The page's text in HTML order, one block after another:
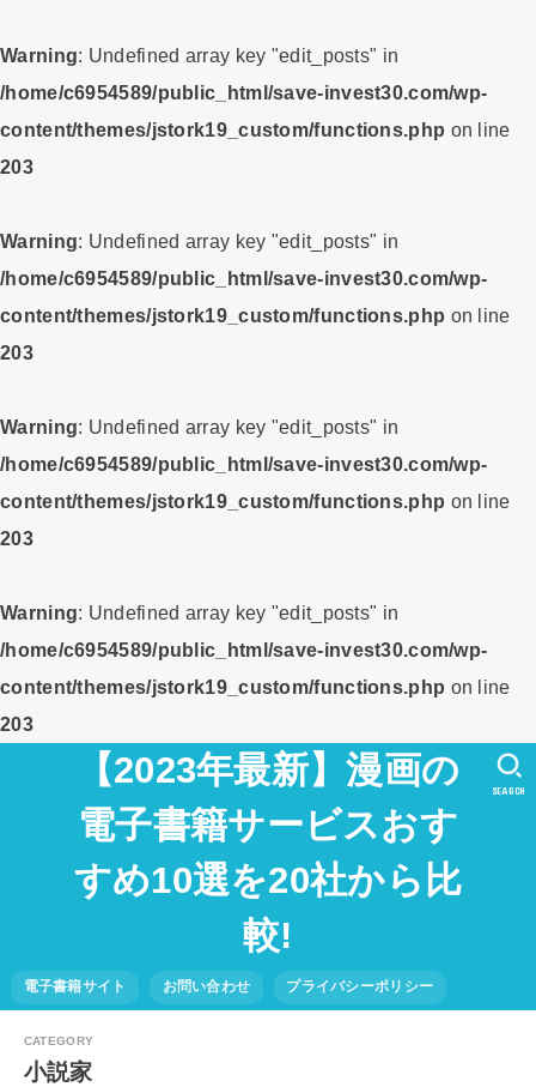
Warning: Undefined array key "edit_posts" in
/home/c6954589/public_html/save-invest30.com/wp-
content/themes/jstork19_custom/functions.php on line
203
Warning: Undefined array key "edit_posts" in
/home/c6954589/public_html/save-invest30.com/wp-
content/themes/jstork19_custom/functions.php on line
203
Warning: Undefined array key "edit_posts" in
/home/c6954589/public_html/save-invest30.com/wp-
content/themes/jstork19_custom/functions.php on line
203
Warning: Undefined array key "edit_posts" in
/home/c6954589/public_html/save-invest30.com/wp-
content/themes/jstork19_custom/functions.php on line
203
【2023年最新】漫画の
電子書籍サービスおす
すめ10選を20社から比
較!
電子書籍サイト お問い合わせ プライバシーポリシー
SEARCH
小説家